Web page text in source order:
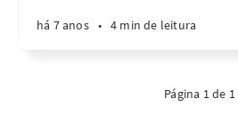
há 7 anos • 4 min de leitura
Página 1 de 1